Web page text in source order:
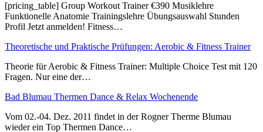
[pricing_table] Group Workout Trainer €390 Musiklehre
Funktionelle Anatomie Trainingslehre Übungsauswahl Stunden
Profil Jetzt anmelden! Fitness…
Theoretische und Praktische Prüfungen: Aerobic & Fitness Trainer
Theorie für Aerobic & Fitness Trainer: Multiple Choice Test mit 120
Fragen. Nur eine der…
Bad Blumau Thermen Dance & Relax Wochenende
Vom 02.-04. Dez. 2011 findet in der Rogner Therme Blumau
wieder ein Top Thermen Dance…